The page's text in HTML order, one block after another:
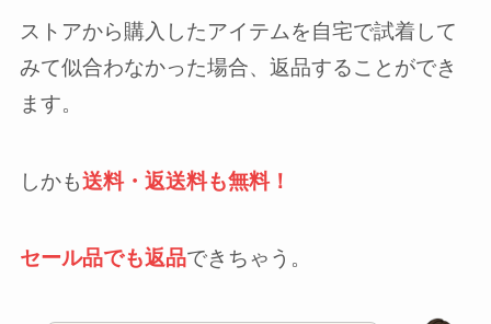
ストアから購入したアイテムを自宅で試着して
みて似合わなかった場合、返品することができ
ます。
しかも送料・返送料も無料！
セール品でも返品できちゃう。